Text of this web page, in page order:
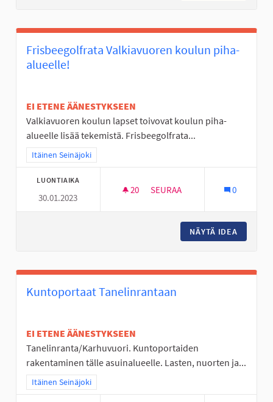
Frisbeegolfrata Valkiavuoren koulun piha-
alueelle!
EI ETENE ÄÄNESTYKSEEN
Valkiavuoren koulun lapset toivovat koulun piha-
alueelle lisää tekemistä. Frisbeegolfrata...
Rajaa tulokset teeman mukaan: Itäinen Seinäjoki
Itäinen Seinäjoki
LUONTIAIKA
30.01.2023
20 20 SEURAAJAA
SEURAA 0
NÄYTÄ IDEA
Kuntoportaat Tanelinrantaan
EI ETENE ÄÄNESTYKSEEN
Tanelinranta/Karhuvuori. Kuntoportaiden
rakentaminen tälle asuinalueelle. Lasten, nuorten ja...
Rajaa tulokset teeman mukaan: Itäinen Seinäjoki
Itäinen Seinäjoki